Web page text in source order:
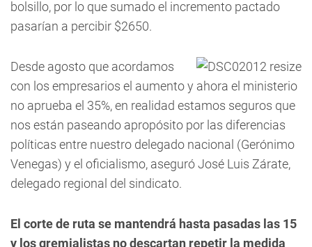
bolsillo, por lo que sumado el incremento pactado
pasarían a percibir $2650.
Desde agosto que acordamos
con los empresarios el aumento y ahora el ministerio
no aprueba el 35%, en realidad estamos seguros que
nos están paseando apropósito por las diferencias
políticas entre nuestro delegado nacional (Gerónimo
Venegas) y el oficialismo, aseguró José Luis Zárate,
delegado regional del sindicato.
El corte de ruta se mantendrá hasta pasadas las 15
y los gremialistas no descartan repetir la medida